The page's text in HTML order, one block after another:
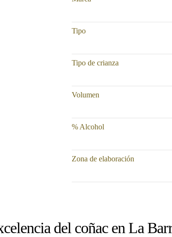
Tipo
Tipo de crianza
Volumen
% Alcohol
Zona de elaboración
del coñac en La